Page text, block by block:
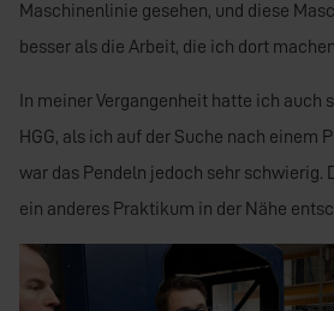
Maschinenlinie gesehen, und diese
besser als die Arbeit, die ich dort
In meiner Vergangenheit hatte ich auch
HGG, als ich auf der Suche nach einem
war das Pendeln jedoch sehr schwierig.
ein anderes Praktikum in der Nähe